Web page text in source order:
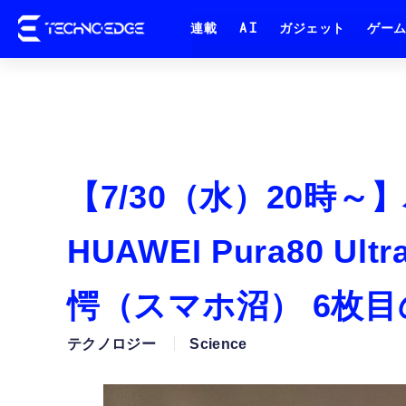
連載 AI ガジェット ゲーム
【7/30（水）20時～
HUAWEI Pura80
愕（スマホ沼） 6枚
テクノロジー Science